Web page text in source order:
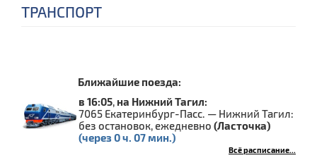
ТРАНСПОРТ
Ближайшие поезда:
в 16:05, на Нижний Тагил:
7065 Екатеринбург-Пасс. — Нижний Тагил:
без остановок, ежедневно (Ласточка)
(через 0 ч. 07 мин.)
Всё расписание...